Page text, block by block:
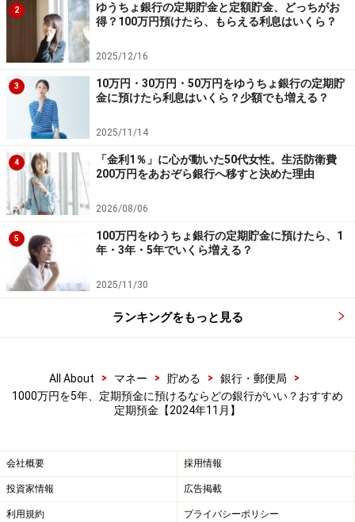
利率が適用され、約定利率よりも低くなります。利用す
る際は、使う予定のないお金だけを預け入れるようにし
ましょう。
※記事内容は執筆時点のものです。最新の内容をご確認くださ
い。
本記事の内容は一般的な情報提供を目的としており、特定の金融
商品や投資行動を推奨するものではありません。
投資や資産運用に関する最終的なご判断はご自身の責任において
行ってください。
掲載情報の正確性・完全性については十分に配慮しております
が、その内容を保証するものではなく、これに基づく損失・損害
などについて当社は一切の責任を負いません。
最新の情報や詳細については、必ず各金融機関やサービス提供者
の公式情報をご確認ください。
2
ゆうちょ銀行の定期貯金と定額貯金、どっちがお
得？100万円預けたら、もらえる利息はいくら？
2025/12/16
3
10万円・30万円・50万円をゆうちょ銀行の定期貯
金に預けたら利息はいくら？少額でも増える？
2025/11/14
4
「金利1％」に心が動いた50代女性。生活防衛費
200万円をあおぞら銀行へ移すと決めた理由
2026/08/06
5
100万円をゆうちょ銀行の定期貯金に預けたら、1
年・3年・5年でいくら増える？
2025/11/30
ランキングをもっと見る
All About > マネー > 貯める > 銀行・郵便局
>
1000万円を5年、定期預金に預けるならどの銀行がいい？おすすめ
定期預金【2024年11月】
会社概要 採用情報
投資家情報 広告掲載
利用規約 プライバシーポリシー